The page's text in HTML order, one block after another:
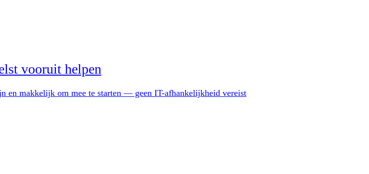
vooruit helpen
en makkelijk om mee te starten — geen IT-afhankelijkheid vereist